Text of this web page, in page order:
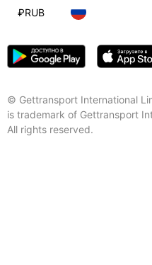
© Gettransport International
is trademark of Gettransport
All rights reserved.
₽RUB